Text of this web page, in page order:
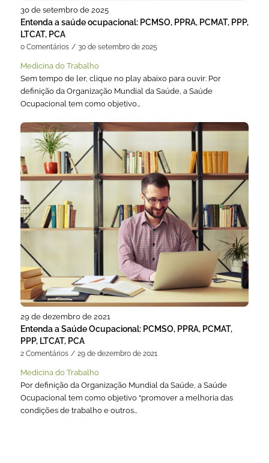
30 de setembro de 2025
Entenda a saúde ocupacional: PCMSO, PPRA, PCMAT, PPP,
LTCAT, PCA
0 Comentários / 30 de setembro de 2025
Medicina do Trabalho
Sem tempo de ler, clique no play abaixo para ouvir: Por
definição da Organização Mundial da Saúde, a Saúde
Ocupacional tem como objetivo…
29 de dezembro de 2021
Entenda a Saúde Ocupacional: PCMSO, PPRA, PCMAT,
PPP, LTCAT, PCA
2 Comentários / 29 de dezembro de 2021
Medicina do Trabalho
Por definição da Organização Mundial da Saúde, a Saúde
Ocupacional tem como objetivo “promover a melhoria das
condições de trabalho e outros…